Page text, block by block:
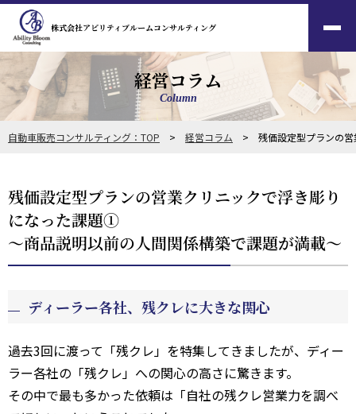
株式会社アビリティブルームコンサルティング
経営コラム
Column
自動車販売コンサルティング：TOP > 経営コラム > 残価設定型プランの営
残価設定型プランの営業クリニックで浮き彫り
になった課題①
～商品説明以前の人間関係構築で課題が満載～
ディーラー各社、残クレに大きな関心
過去3回に渡って「残クレ」を特集してきましたが、ディー
ラー各社の「残クレ」への関心の高さに驚きます。
その中で最も多かった依頼は「自社の残クレ営業力を調べ